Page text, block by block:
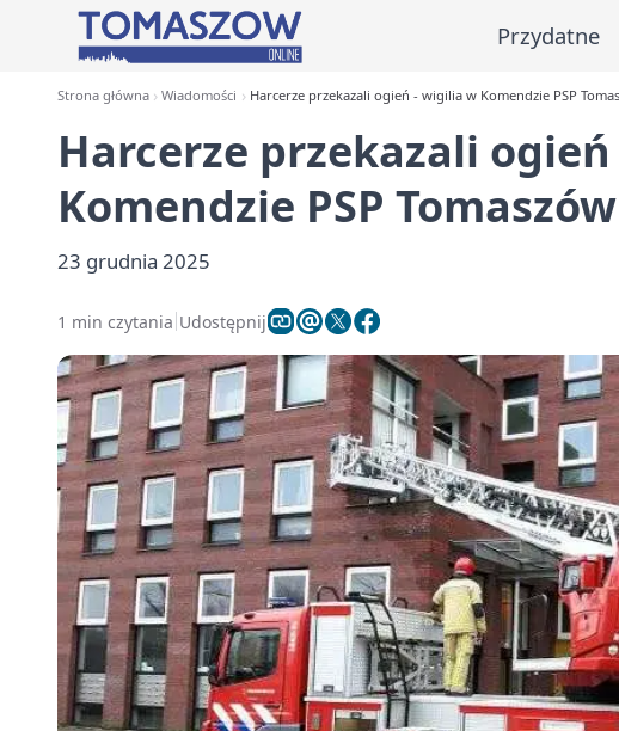
Przydatne
Strona główna Wiadomości Harcerze przekazali ogień - wigilia w Komendzie PSP
Harcerze przekazali
Komendzie PSP Tomaszów
23 grudnia 2025
1 min czytania Udostępnij